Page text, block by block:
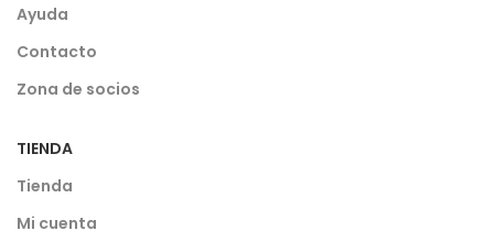
Ayuda
Contacto
Zona de socios
TIENDA
Tienda
Mi cuenta